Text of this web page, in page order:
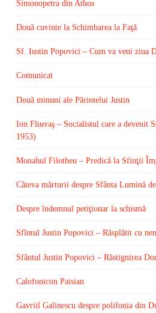
Simonopetra din Athos
Două cuvinte la Schimbarea la Faţă
Sf. Iustin Popovici – Cum va veni ziua
Comunicat
Două minuni ale Părintelui Justin
Ion Flueraş – Socialistul care a devenit
1953)
Monahul Filotheu – Predică la Sfinţii
Câteva mărturii despre Sfânta Lumină
Despre îndemnul petiţionar la schismă
Sfîntul Justin Popovici – Răsplătit cu
Sfântul Justin Popovici – Răstignirea
Calofonicon Paisian
Gavriil Galinescu despre polifonia din